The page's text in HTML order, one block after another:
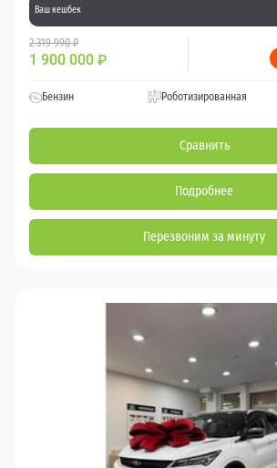
Ваш кешбек
2 319 990 ₽
1 900 000 ₽
Бензин Роботизированная
Сравнить
Подробнее
Перезвоним за минуту